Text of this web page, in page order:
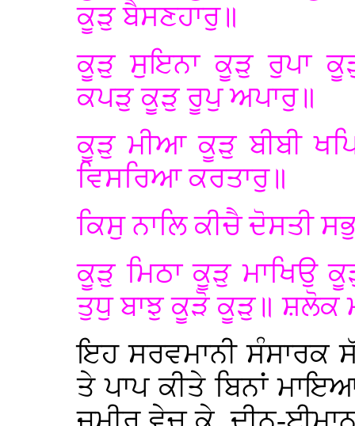
ਕੂੜੁ ਬੈਸਣਹਾਰੁ॥
ਕੂੜੁ ਸੁਇਨਾ ਕੂੜੁ ਰੁਪਾ
ਕਪੜੁ ਕੂੜੁ ਰੂਪੁ ਅਪਾਰੁ॥
ਕੂੜੁ ਮੀਆ ਕੂੜੁ ਬੀਬੀ
ਵਿਸਰਿਆ ਕਰਤਾਰੁ॥
ਕਿਸੁ ਨਾਲਿ ਕੀਚੈ ਦੋਸਤੀ
ਕੂੜੁ ਮਿਠਾ ਕੂੜੁ ਮਾਖਿਉ
ਤੁਧੁ ਬਾਝੁ ਕੂੜੋ ਕੂੜੁ॥ ਸ਼ਲੋਕ
ਇਹ ਸਰਵਮਾਨੀ ਸੰਸਾਰਕ
ਤੇ ਪਾਪ ਕੀਤੇ ਬਿਨਾਂ